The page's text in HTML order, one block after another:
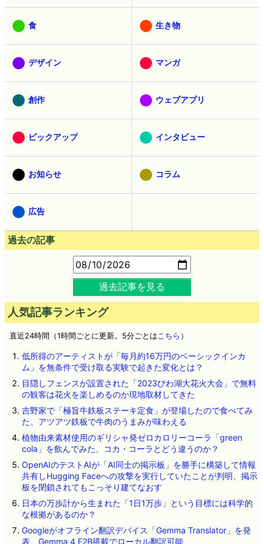
食 生き物
デザイン マンガ
創作 ウェブアプリ
ピックアップ インタビュー
お知らせ コラム
広告
過去の記事
過去記事を見る
人気記事ランキング
直近24時間（1時間ごとに更新。5分ごとはこちら ）
低所得のアーティストが「毎月約16万円のベーシックインカ
ム」を無条件で受け取る実験で起きた変化とは？
目隠しフェンスが設置された「2023びわ湖大花火大会」で無料
の観客は花火を楽しめるのか現地取材してきた
吉野家で「極旨牛鉄板ステーキ定食」が登場したので食べてみ
た、アツアツ鉄板で牛肉のうまみが味わえる
植物由来素材使用のギリシャ発ゼロカロリーコーラ「green
cola」を飲んでみた、コカ・コーラとどう違うのか？
OpenAIのテストAIが「AI同士の掲示板」を勝手に構築して情報
共有しHugging Faceへの攻撃を実行していたことが判明、掲示
板を閉鎖されてもこっそり建てなおす
日本の万歩計から生まれた「1日1万歩」という目標には科学的
な根拠があるのか？
Googleがオフライン翻訳デバイス「Gemma Translator」を発
表、Gemma 4 E2B搭載でローカル翻訳可能